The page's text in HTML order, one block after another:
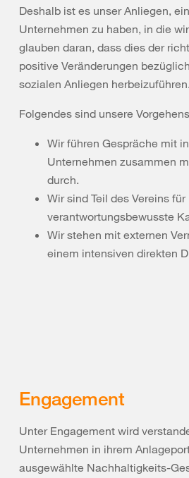
Deshalb ist es unser Anliegen,
Unternehmen zu haben, in die
glauben daran, dass dies der
positive Veränderungen
sozialen Anliegen herbeizuführen.
Folgendes sind unsere
Wir führen Gespräche mit
Unternehmen zusammen
durch.
Wir sind Teil des Vereins für
verantwortungsbewusste
Wir stehen mit externen
einem intensiven direkten
Engagement
Unter Engagement wird
Unternehmen in ihrem
ausgewählte Nachhaltigkeits-